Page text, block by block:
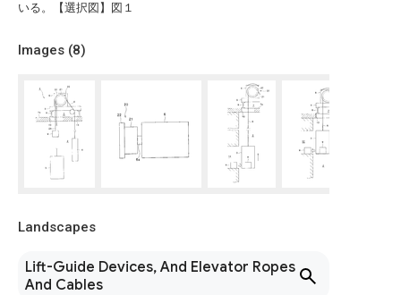
いる。【選択図】図１
Images (8)
Landscapes
Lift-Guide Devices, And Elevator Ropes
And Cables